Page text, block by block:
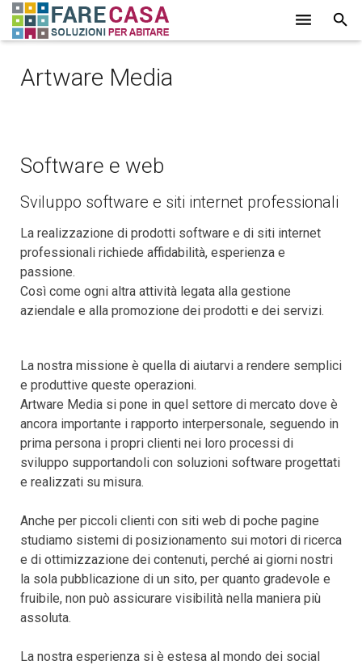
LAVORI
PROMOZIONI
PARTNER
CONTATTI
BLOG
Artware Media
Software e web
Sviluppo software e siti internet professionali
La realizzazione di prodotti software e di siti internet
professionali richiede affidabilità, esperienza e
passione.
Così come ogni altra attività legata alla gestione
aziendale e alla promozione dei prodotti e dei servizi.
La nostra missione è quella di aiutarvi a rendere semplici
e produttive queste operazioni.
Artware Media si pone in quel settore di mercato dove è
ancora importante i rapporto interpersonale, seguendo in
prima persona i propri clienti nei loro processi di
sviluppo supportandoli con soluzioni software progettati
e realizzati su misura.
Anche per piccoli clienti con siti web di poche pagine
studiamo sistemi di posizionamento sui motori di ricerca
e di ottimizzazione dei contenuti, perché ai giorni nostri
la sola pubblicazione di un sito, per quanto gradevole e
fruibile, non può assicurare visibilità nella maniera più
assoluta.
La nostra esperienza si è estesa al mondo dei social